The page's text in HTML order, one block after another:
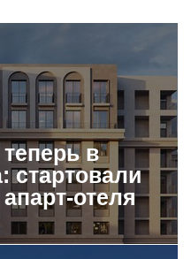
в
стартовали
отеля